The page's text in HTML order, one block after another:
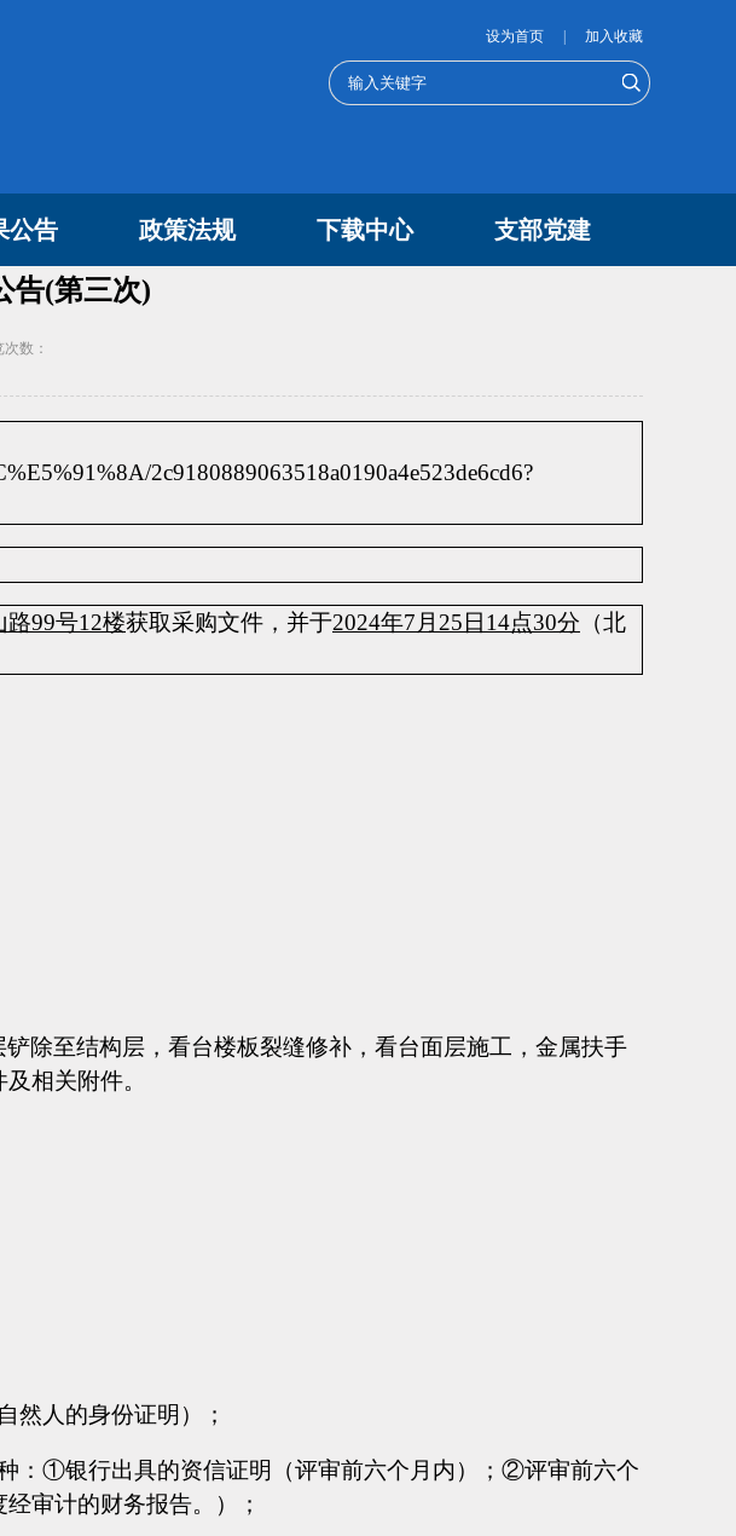
设为首页 加入收藏
公告 政策法规 下载中心 支部党建
告(第三次)
数：
2c9180889063518a0190a4e523de6cd6?
路99号12楼获取采购文件，并于2024年7月 25 日 14点30分 （北
除至结构层，看台楼板裂缝修补， 看台面层施工 ，金属扶手
相关附件。
然人的身份证明）；
：①银行出具的资信证明（评审前六个月内）；②评审前六个
审计的财务报告。）；